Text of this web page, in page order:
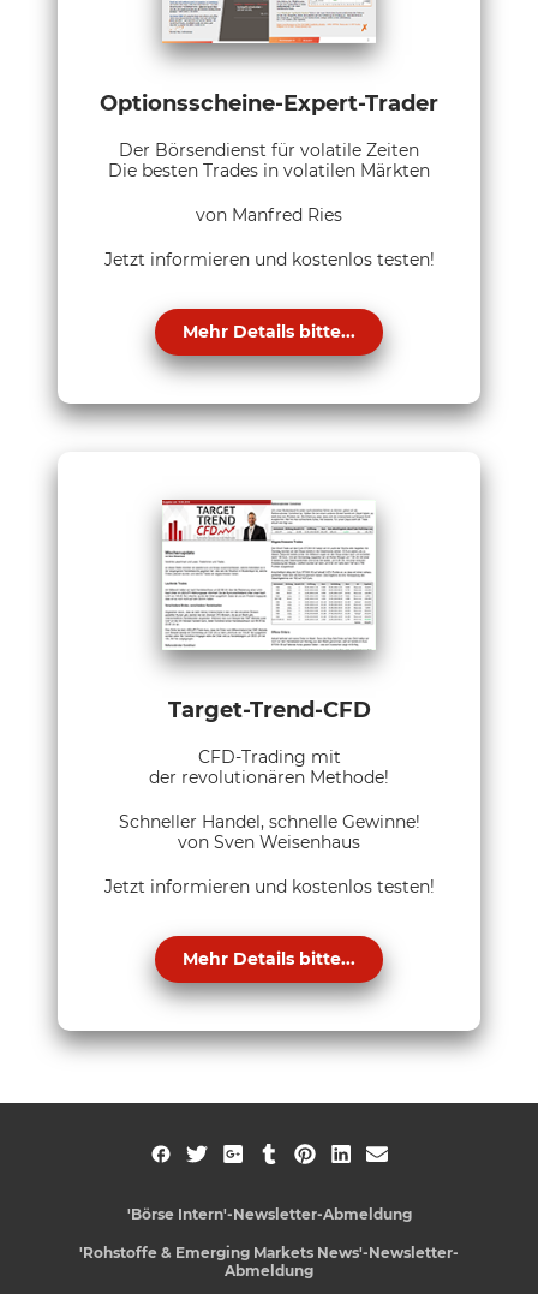
Optionsscheine-Expert-Trader
Der Börsendienst für volatile Zeiten
Die besten Trades in volatilen Märkten
von Manfred Ries
Jetzt informieren und kostenlos testen!
Mehr Details bitte...
Target-Trend-CFD
CFD-Trading mit
der revolutionären Methode!
Schneller Handel, schnelle Gewinne!
von Sven Weisenhaus
Jetzt informieren und kostenlos testen!
Mehr Details bitte...
'Börse Intern'-Newsletter-Abmeldung
'Rohstoffe & Emerging Markets News'-Newsletter-
Abmeldung